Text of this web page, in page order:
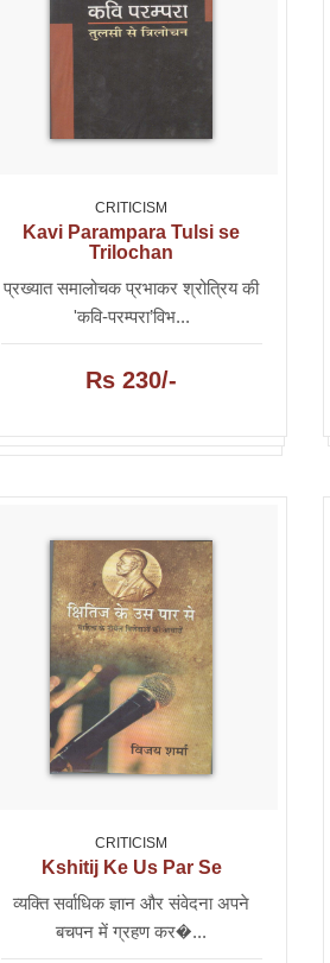
CRITICISM
Kavi Parampara Tulsi se
Trilochan
प्रख्यात समालोचक प्रभाकर श्रोत्रिय की
'कवि-परम्परा’विभ...
Rs 230/-
CRITICISM
Kshitij Ke Us Par Se
व्यक्ति सर्वाधिक ज्ञान और संवेदना अपने
बचपन में ग्रहण कर�...